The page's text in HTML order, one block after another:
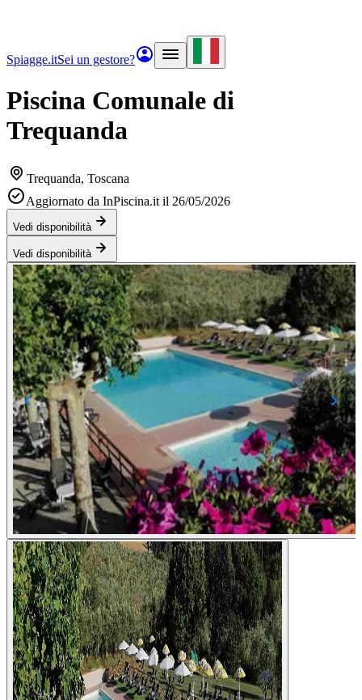
Spiagge.itSei un gestore?
Piscina Comunale di
Trequanda
Trequanda, Toscana
Aggiornato da InPiscina.it il 26/05/2026
Vedi disponibilità
Vedi disponibilità